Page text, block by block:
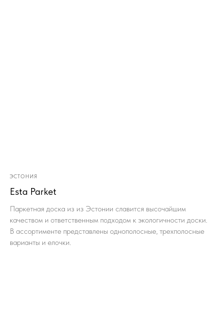
ЭСТОНИЯ
Esta Parket
Паркетная доска из из Эстонии славится высочайшим
качеством и ответственным подходом к экологичности доски.
В ассортименте представлены однополосные, трехполосные
варианты и елочки.